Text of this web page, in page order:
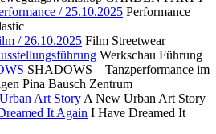
/ 25.10.2025 Performance
/ 26.10.2025 Film Streetwear
Werkschau Führung
SHADOWS – Tanzperformance im
Pina Bausch Zentrum
Art Story A New Urban Art Story
It Again I Have Dreamed It